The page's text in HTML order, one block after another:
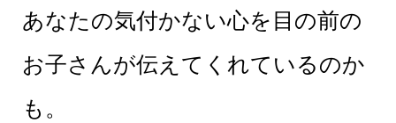
あなたの気付かない心を目の前の
お子さんが伝えてくれているのか
も。